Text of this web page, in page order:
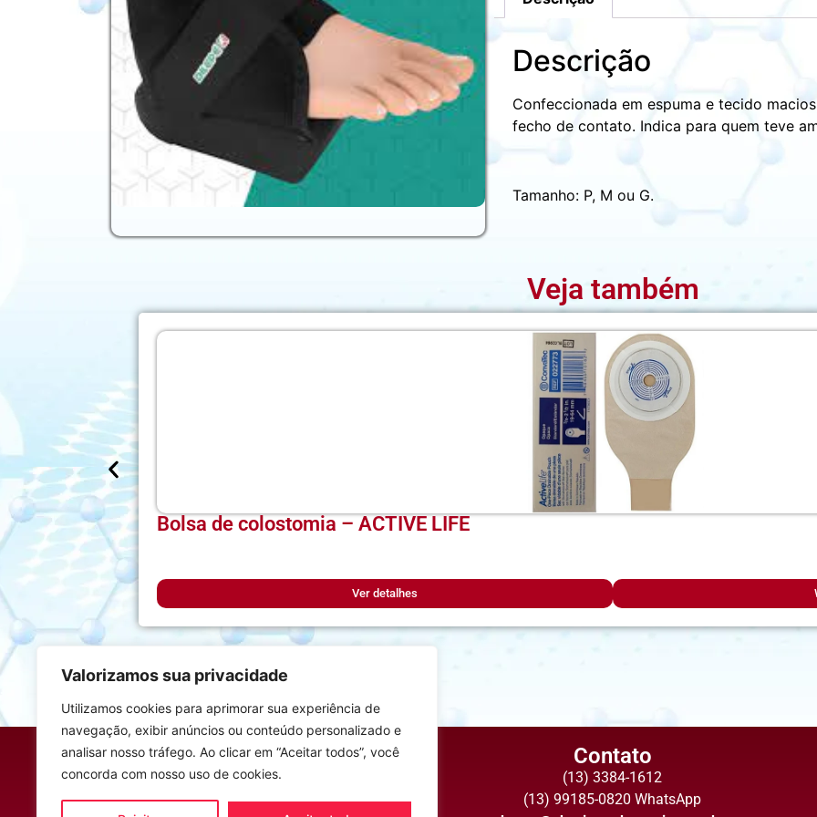
Valorizamos sua privacidade
Utilizamos cookies para aprimorar sua experiência de
navegação, exibir anúncios ou conteúdo personalizado e
analisar nosso tráfego. Ao clicar em “Aceitar todos”, você
concorda com nosso uso de cookies.
Descrição
Confeccionada em espuma e tecido
fecho de contato. Indica para quem teve
Tamanho: P, M ou G.
Veja também
Bolsa de colostomia – ACTIVE LIFE
Ver detalhes
Endereço
R. Buenos Aires, 40 – Vila Maia
Guarujá, 11410-010, BR
Contato
(13) 3384-1612
(13) 99185-0820 WhatsApp